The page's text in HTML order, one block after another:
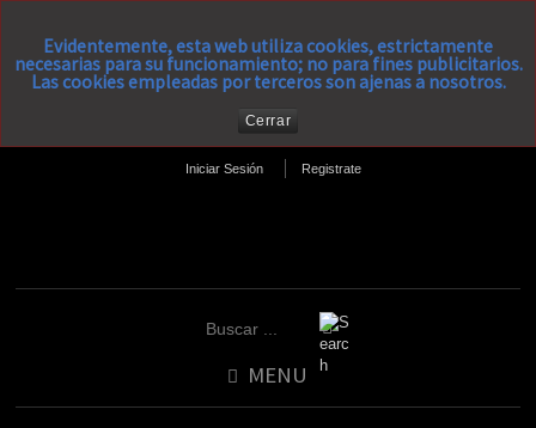
Evidentemente, esta web utiliza cookies, estrictamente
necesarias para su funcionamiento; no para fines publicitarios.
Las cookies empleadas por terceros son ajenas a nosotros.
Cerrar
Iniciar Sesión Registrate
MENU